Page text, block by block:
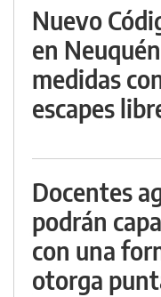
Nuevo
en
medidas
escapes
Docentes
podrán
con una
otorga